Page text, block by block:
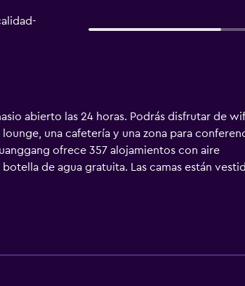
abierto las 24 horas. Podrás disfrutar de
una cafetería y una zona para
ofrece 357 alojamientos con aire
de agua gratuita. Las camas están
están equipados con ducha, albornoces,
wifi. La velocidad del wifi es de 100 Mbps o